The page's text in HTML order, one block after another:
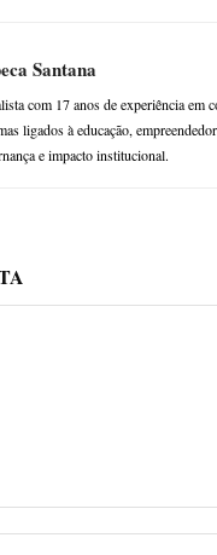
Santana
com 17 anos de experiência em
ligados à educação,
e impacto institucional.